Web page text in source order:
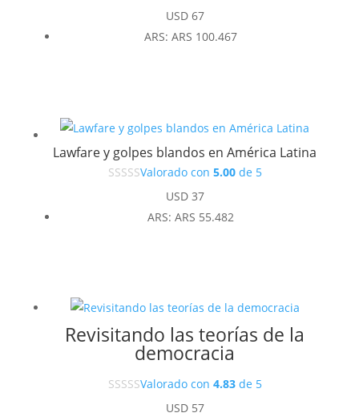
USD67
ARS: ARS 100.467
Lawfare y golpes blandos en América Latina
Valorado con 5.00de 5
USD37
ARS: ARS 55.482
Revisitando las teorías de la
democracia
Valorado con 4.83de 5
USD57